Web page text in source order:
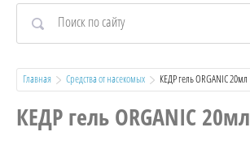
Главная Средства от насекомых
  КЕДР гель ORGANIC 20мл
КЕДР гель ORGANIC 20мл